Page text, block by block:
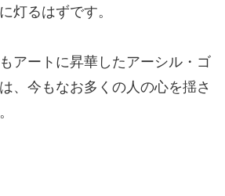
灯るはずです。
アートに昇華したアーシル・ゴ
、今もなお多くの人の心を揺さ